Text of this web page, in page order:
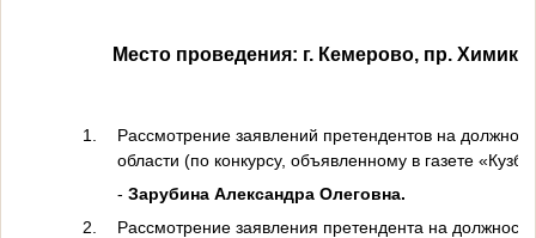
Место проведения: г. Кемерово, пр.
1.
Рассмотрение заявлений претендентов на
области (по конкурсу, объявленному в газете
- Зарубина Александра Олеговна.
2.
Рассмотрение заявления претендента на